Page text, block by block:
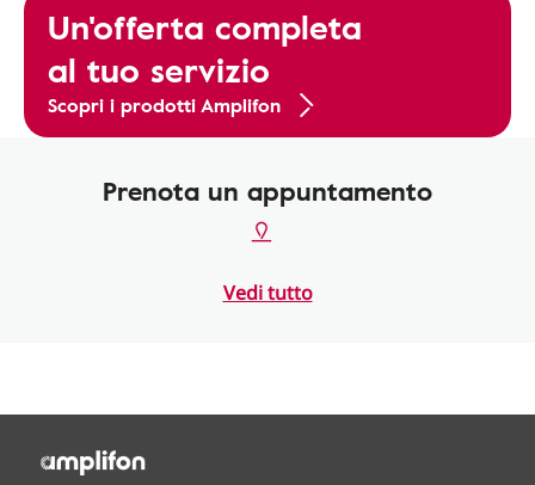
Un'offerta completa
al tuo servizio
Scopri i prodotti Amplifon
Prenota un appuntamento
Vedi tutto